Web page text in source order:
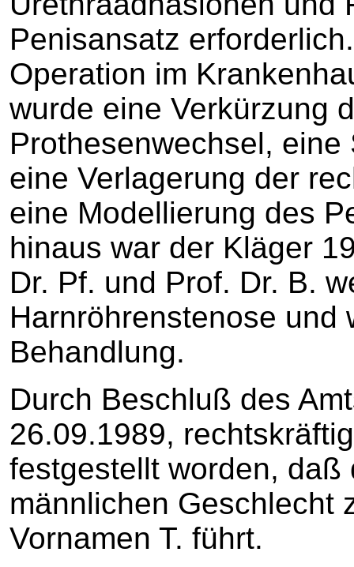
Penisansatz
Operation im
wurde eine Verkürzung
Prothesenwechsel,
eine Verlagerung der
eine Modellierung des
hinaus war der Kläger
Dr. Pf. und Prof. Dr. B.
Harnröhrenstenose und
Behandlung.
Durch Beschluß des
26.09.1989,
festgestellt worden, daß
männlichen Geschlecht
Vornamen T. führt.